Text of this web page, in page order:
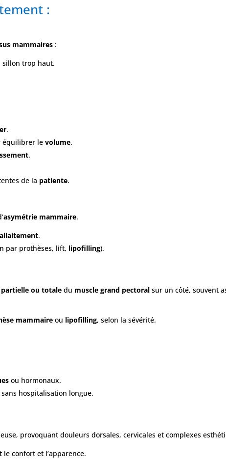
:
mammaires :
sillon trop haut.
.
équilibrer levolume.
.
de la patiente.
asymétrie mammaire.
allaitement.
par prothèses, lift, lipofilling).
partielle ou totale du muscle grand pectoral sur un côté, souvent
mammaire ou lipofilling, selon la sévérité.
ou hormonaux.
sans hospitalisation longue.
provoquant douleurs dorsales, cervicales et complexes
le confort et l’apparence.